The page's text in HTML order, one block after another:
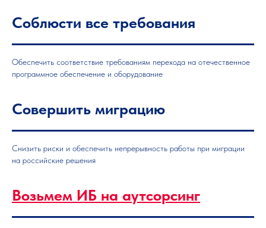
Соблюсти все требования
Обеспечить соответствие требованиям перехода на отечественное
программное обеспечение и оборудование
Совершить миграцию
Снизить риски и обеспечить непрерывность работы при миграции
на российские решения
Возьмем ИБ на аутсорсинг